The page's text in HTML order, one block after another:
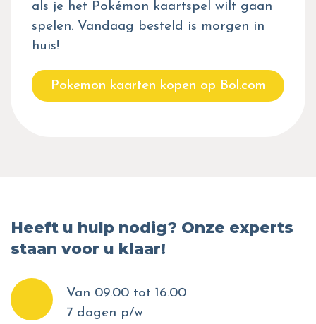
als je het Pokémon kaartspel wilt gaan
spelen. Vandaag besteld is morgen in
huis!
Pokemon kaarten kopen op Bol.com
Heeft u hulp nodig? Onze experts
staan voor u klaar!
Van 09.00 tot 16.00
7 dagen p/w